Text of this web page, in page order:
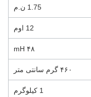
1.75 ن.م
12 اوم
۴۸ mH
۴۶۰ گرم سانتی متر